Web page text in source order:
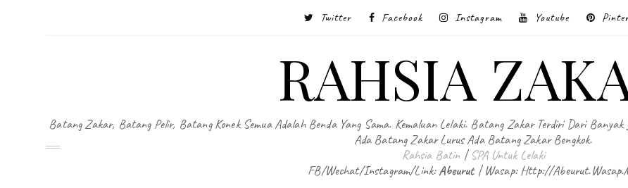
Twitter Facebook Instagram Youtube
RAHSIA
Batang Zakar, Batang Pelir, Batang Konek Semua Adalah Benda Yang Sama. Kemaluan Lelaki. Batang Zakar Terdiri Dari
Ada Batang Zakar Lurus Ada Batang Zakar Bengkok.
Rahsia Batin | SPA Untuk Lelaki
FB/Wechat/Instagram/Link:Abeurut| Wasap: Http://